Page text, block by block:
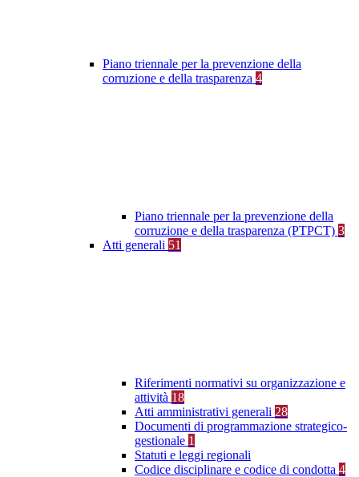
Piano triennale per la prevenzione della
corruzione e della trasparenza 4
Piano triennale per la prevenzione della
corruzione e della trasparenza (PTPCT) 3
Atti generali 51
Riferimenti normativi su organizzazione e
attività 18
Atti amministrativi generali 28
Documenti di programmazione strategico-
gestionale 1
Statuti e leggi regionali
Codice disciplinare e codice di condotta 4